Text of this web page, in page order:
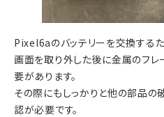
Pixel6aのバッテリーを交換する
画面を取り外した後に金属のフ
要があります。
その際にもしっかりと他の部品
認が必要です。